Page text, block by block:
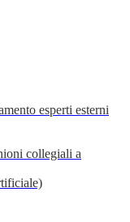
esperti esterni
collegiali a